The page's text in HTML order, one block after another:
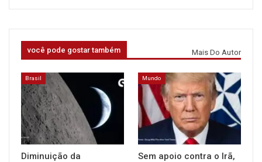
você pode gostar também Mais Do Autor
Brasil
Diminuição da
Mundo
Sem apoio contra o Irã,